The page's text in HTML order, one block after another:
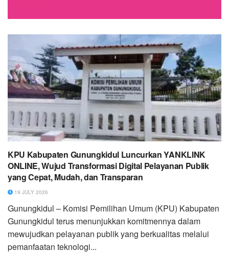
KPU Kabupaten Gunungkidul Luncurkan YANKLINK
ONLINE, Wujud Transformasi Digital Pelayanan Publik
yang Cepat, Mudah, dan Transparan
19 JULY 2026
Gunungkidul – Komisi Pemilihan Umum (KPU) Kabupaten
Gunungkidul terus menunjukkan komitmennya dalam
mewujudkan pelayanan publik yang berkualitas melalui
pemanfaatan teknologi...